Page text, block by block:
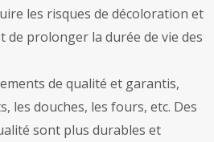
les risques de décoloration et
de prolonger la durée de vie des
de qualité et garantis,
les douches, les fours, etc. Des
sont plus durables et